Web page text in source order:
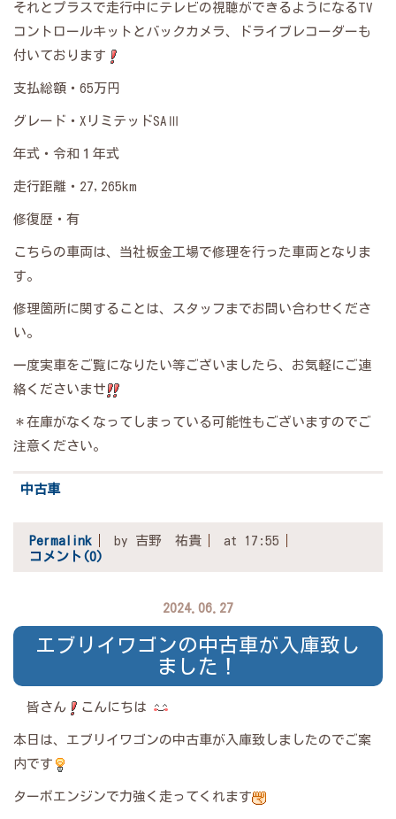
それとプラスで走行中にテレビの視聴ができるようになるTV
コントロールキットとバックカメラ、ドライブレコーダーも
付いております
支払総額・65万円
グレード・XリミテッドSAⅢ
年式・令和１年式
走行距離・27,265km
修復歴・有
こちらの車両は、当社板金工場で修理を行った車両となりま
す。
修理箇所に関することは、スタッフまでお問い合わせくださ
い。
一度実車をご覧になりたい等ございましたら、お気軽にご連
絡くださいませ
＊在庫がなくなってしまっている可能性もございますのでご
注意ください。
中古車
Permalink by 吉野 祐貴
at 17:55
コメント(0)
2024.06.27
エブリイワゴンの中古車が入庫致し
ました！
皆さん こんにちは
本日は、エブリイワゴンの中古車が入庫致しましたのでご案
内です
ターボエンジンで力強く走ってくれます